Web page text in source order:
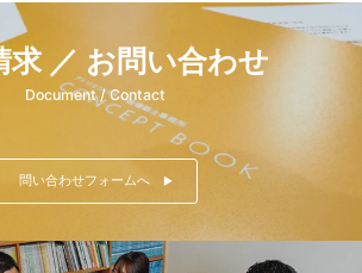
求 ／ お問い合わせ
Document / Contact
問い合わせフォームへ ▶